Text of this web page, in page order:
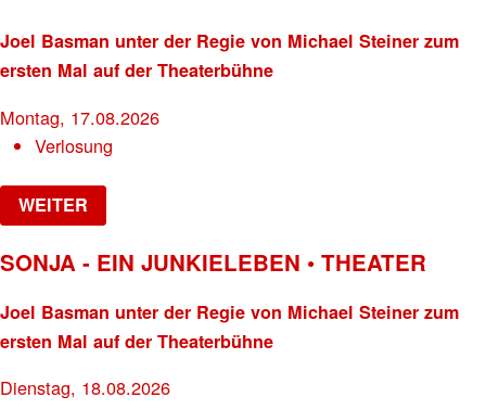
Joel Basman unter der Regie von Michael Steiner zum
ersten Mal auf der Theaterbühne
Montag, 17.08.2026
Verlosung
WEITER
SONJA - EIN JUNKIELEBEN • THEATER
Joel Basman unter der Regie von Michael Steiner zum
ersten Mal auf der Theaterbühne
Dienstag, 18.08.2026